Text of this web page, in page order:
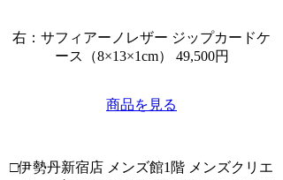
右：サフィアーノレザー ジップカードケ
ース（8×13×1cm） 49,500円
商品を見る
□伊勢丹新宿店 メンズ館1階 メンズクリエ